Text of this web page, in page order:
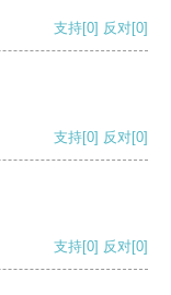
支持[0] 反对[0]
支持[0] 反对[0]
支持[0] 反对[0]